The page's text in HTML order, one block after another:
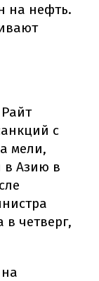
на нефть.
с
мели,
в Азию в
четверг,